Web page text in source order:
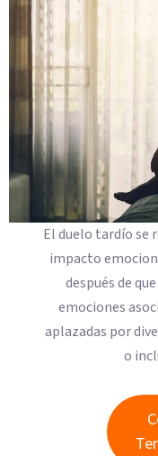
El duelo tardío se
impacto
después de
emociones
aplazadas por
o